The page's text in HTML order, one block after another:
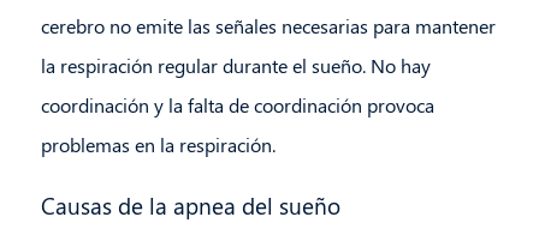
cerebro no emite las señales necesarias para mantener
la respiración regular durante el sueño. No hay
coordinación y la falta de coordinación provoca
problemas en la respiración.
Causas de la apnea del sueño